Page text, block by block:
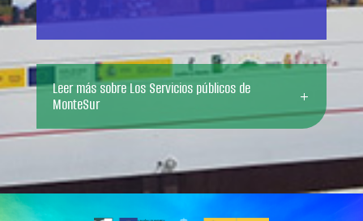
Leer más sobre Los Servicios públicos de
MonteSur